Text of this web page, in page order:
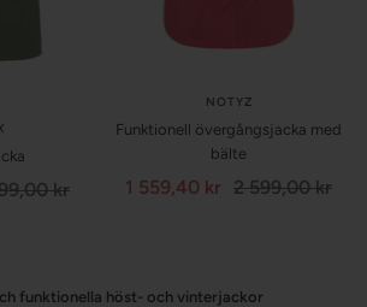
kr
NOTYZ
Funktionell övergångsjacka med
bälte
Försäljningspris
1 559,40 kr Normalpris
2 599,00 kr
funktionella höst- och vinterjackor